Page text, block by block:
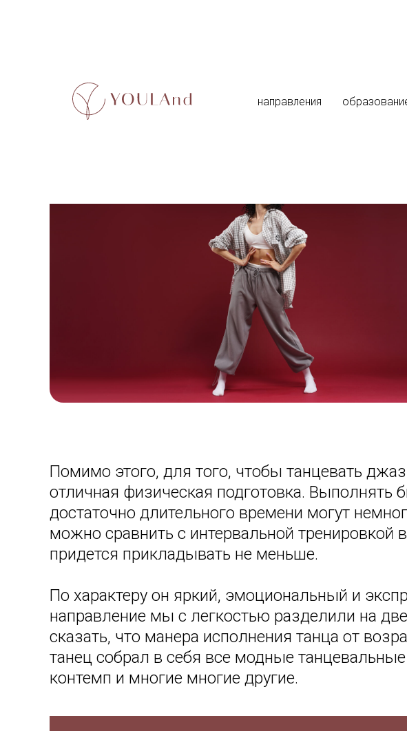
направления
Помимо этого, для того, чтобы танцевать
отличная физическая подготовка.
достаточно длительного времени могут
можно сравнить с интервальной тренировкой
придется прикладывать не меньше.
По характеру он яркий, эмоциональный и
направление мы с легкостью разделили на
сказать, что манера исполнения танца от
танец собрал в себя все модные
контемп и многие многие другие.